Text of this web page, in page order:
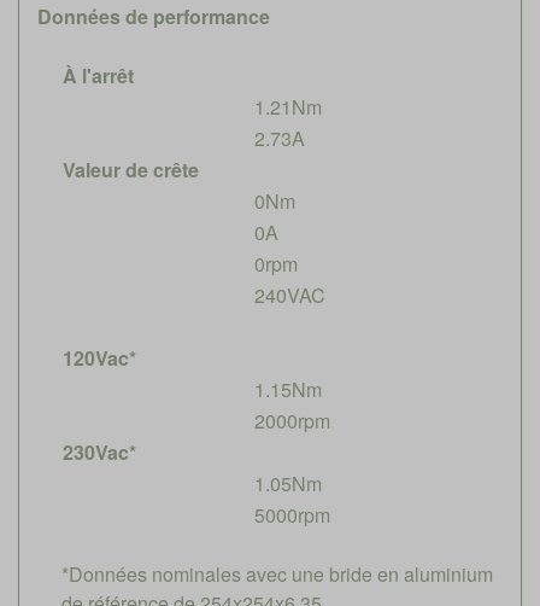
Données de performance
À l'arrêt
1.21Nm
2.73A
Valeur de crête
0Nm
0A
0rpm
240VAC
120Vac*
1.15Nm
2000rpm
230Vac*
1.05Nm
5000rpm
*Données nominales avec une bride en aluminium